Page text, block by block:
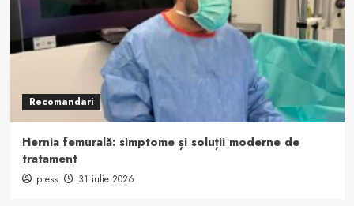
Recomandari
Hernia femurală: simptome și soluții moderne de
tratament
press 31 iulie 2026